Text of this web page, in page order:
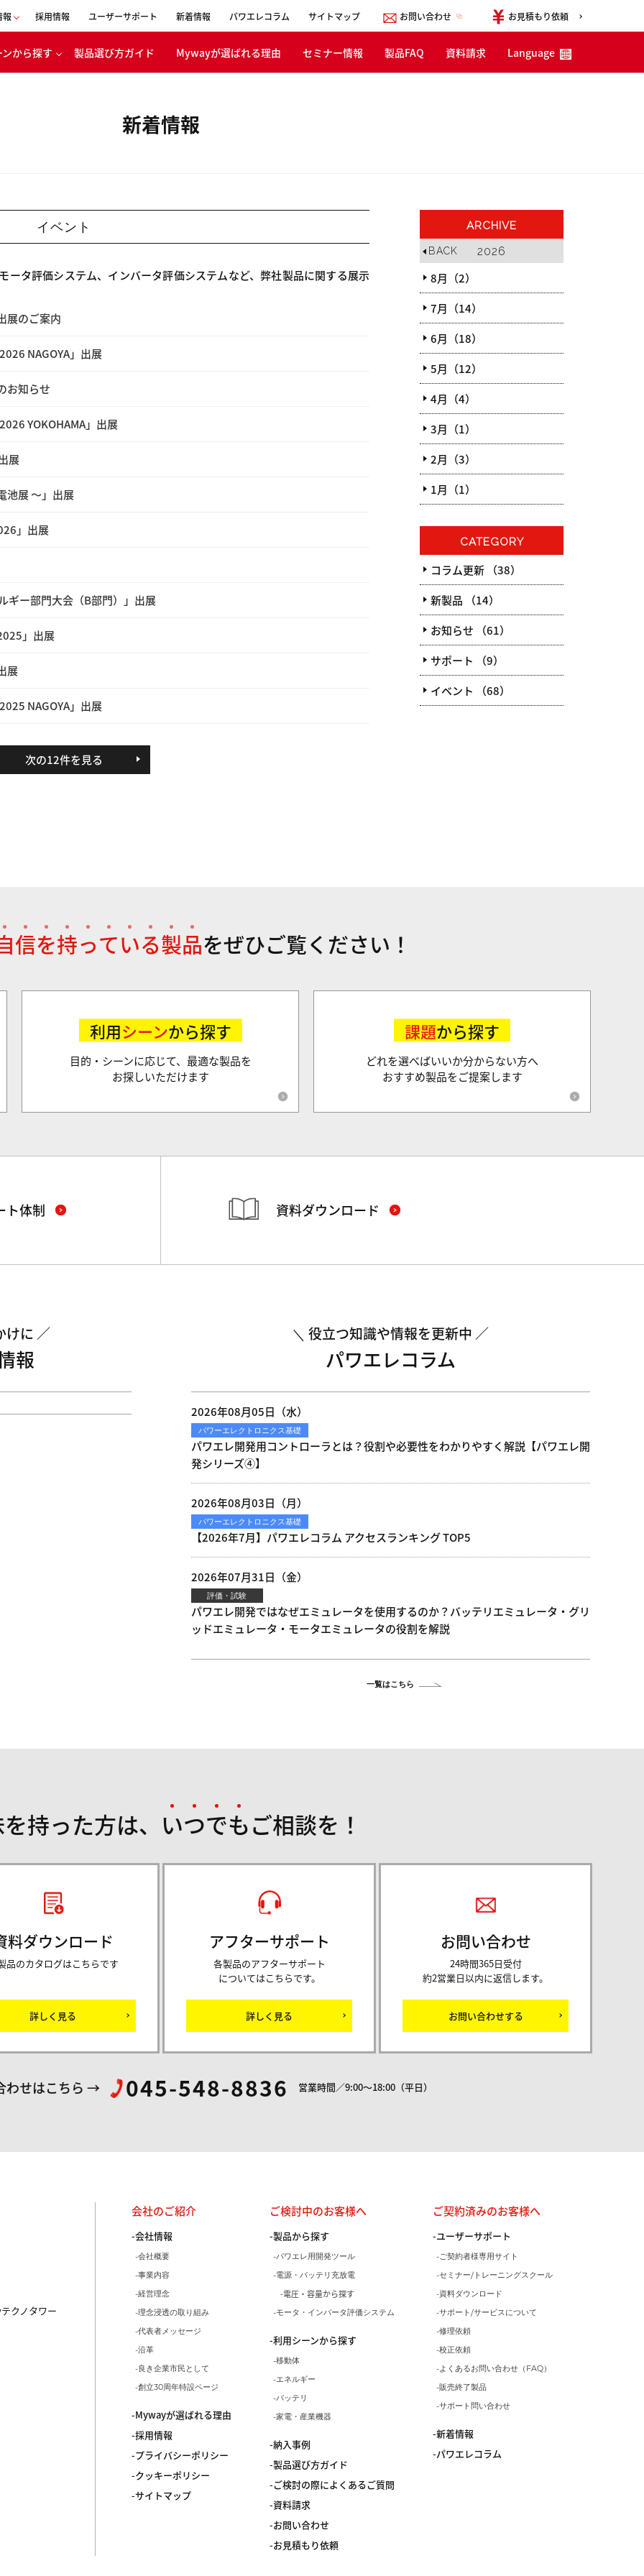
報
会社概要
設ページ
採用情報 ユーザーサポート 新着情報 パワエレコラム サイトマップ お問い合わせ お見積もり依頼
から探す 製品選び方ガイド Mywayが選ばれる理由 セミナー情報 製品FAQ 資料請求 Language
新着情報
イベント
ータ評価システム、インバータ評価システムなど、弊社製品に関する展示
展のご案内
NAGOYA」出展
お知らせ
YOKOHAMA」出展
展
池展 ～」出展
」出展
ギー部門大会（B部門）」出展
」出展
展
NAGOYA」出展
次の12件を見る
ARCHIVE
BACK 2026
8月（2）
7月（14）
6月（18）
5月（12）
4月（4）
3月（1）
2月（3）
1月（1）
CATEGORY
コラム更新 （38）
新製品 （14）
お知らせ （61）
サポート （9）
イベント （68）
信を持っている製品をぜひご覧ください！
利用シーンから探す
目的・シーンに応じて、最適な製品を
お探しいただけます
課題から探す
どれを選べばいいか分からない方へ
おすすめ製品をご提案します
ト体制 資料ダウンロード
けに
報
役立つ知識や情報を更新中
パワエレコラム
2026年08月05日（水）
パワーエレクトロニクス基礎
パワエレ開発用コントローラとは？役割や必要性をわかりやすく解説【パワエレ開
発シリーズ④】
2026年08月03日（月）
パワーエレクトロニクス基礎
【2026年7月】パワエレコラム アクセスランキング TOP5
2026年07月31日（金）
評価・試験
パワエレ開発ではなぜエミュレータを使用するのか？バッテリエミュレータ・グリ
ッドエミュレータ・モータエミュレータの役割を解説
一覧はこちら
持った方は、 いつでもご相談を！
料ダウンロード
品のカタログはこちらです
詳しく見る
アフターサポート
各製品のアフターサポート
についてはこちらです。
詳しく見る
お問い合わせ
24時間365日受付
約2営業日以内に返信します。
お問い合わせする
わせはこちら 045-548-8836 営業時間／9:00～18:00（平日）
クノタワー
会社のご紹介
会社情報
会社概要
事業内容
経営理念
理念浸透の取り組み
代表者メッセージ
沿革
良き企業市民として
創立30周年特設ページ
Mywayが選ばれる理由
採用情報
プライバシーポリシー
クッキーポリシー
サイトマップ
ご検討中のお客様へ
製品から探す
パワエレ用開発ツール
電源・バッテリ充放電
電圧・容量から探す
モータ・インバータ評価システム
利用シーンから探す
移動体
エネルギー
バッテリ
家電・産業機器
納入事例
製品選び方ガイド
ご検討の際によくあるご質問
資料請求
お問い合わせ
お見積もり依頼
ご契約済みのお客様へ
ユーザーサポート
ご契約者様専用サイト
セミナー/トレーニングスクール
資料ダウンロード
サポート/サービスについて
修理依頼
校正依頼
よくあるお問い合わせ（FAQ）
販売終了製品
サポート問い合わせ
新着情報
パワエレコラム